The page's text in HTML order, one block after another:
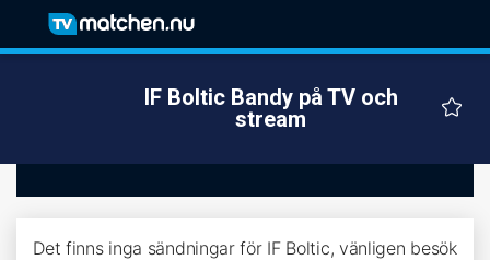
IF Boltic Bandy på TV och
stream
Det finns inga sändningar för IF Boltic, vänligen besök